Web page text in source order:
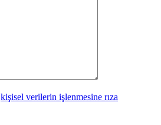
kişisel verilerin işlenmesine rıza